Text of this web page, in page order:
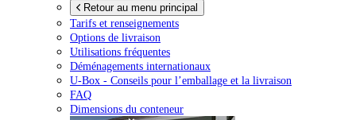
Retour au menu principal
Tarifs et renseignements
Options de livraison
Utilisations fréquentes
Déménagements internationaux
U-Box - Conseils pour l’emballage et la livraison
FAQ
Dimensions du conteneur